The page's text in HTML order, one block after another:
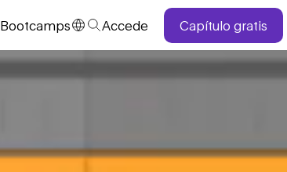
Bootcamps Accede Capítulo gratis